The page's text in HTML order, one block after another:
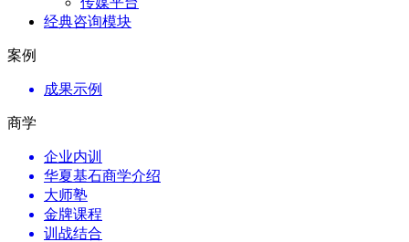
经典咨询模块
案例
成果示例
商学
企业内训
华夏基石商学介绍
大师塾
金牌课程
训战结合